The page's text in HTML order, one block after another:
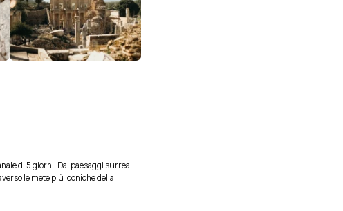
di 5 giorni. Dai paesaggi surreali
le mete più iconiche della